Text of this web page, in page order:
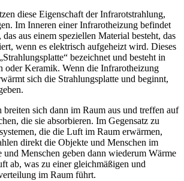
diese Eigenschaft der Infrarotstrahlung,
Im Inneren einer Infrarotheizung befindet
aus einem speziellen Material besteht, das
wenn es elektrisch aufgeheizt wird. Dieses
bezeichnet und besteht in
oder Keramik. Wenn die Infrarotheizung
sich die Strahlungsplatte und beginnt,
breiten sich dann im Raum aus und treffen auf
die sie absorbieren. Im Gegensatz zu
die die Luft im Raum erwärmen,
direkt die Objekte und Menschen im
und Menschen geben dann wiederum Wärme
ab, was zu einer gleichmäßigen und
im Raum führt.